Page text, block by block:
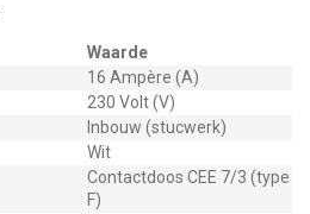
Waarde
16 Ampère (A)
230 Volt (V)
Inbouw (stucwerk)
Wit
Contactdoos CEE 7/3 (type
F)